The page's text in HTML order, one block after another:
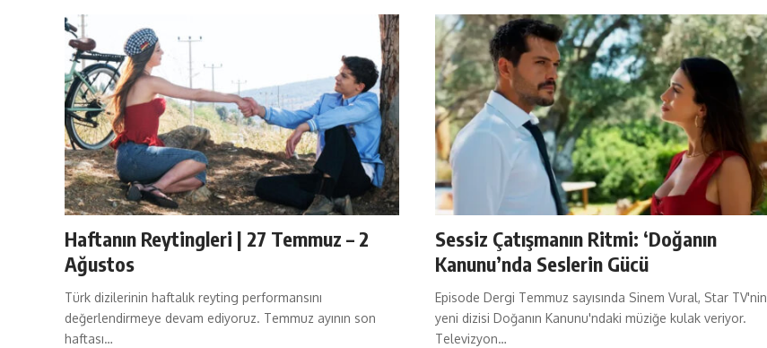
Haftanın Reytingleri | 27 Temmuz – 2
Ağustos
Türk dizilerinin haftalık reyting performansını
değerlendirmeye devam ediyoruz. Temmuz ayının son
haftası…
Sessiz Çatışmanın Ritmi: ‘Doğanın
Kanunu’nda Seslerin Gücü
Episode Dergi Temmuz sayısında Sinem Vural, Star TV'nin
yeni dizisi Doğanın Kanunu'ndaki müziğe kulak veriyor.
Televizyon…